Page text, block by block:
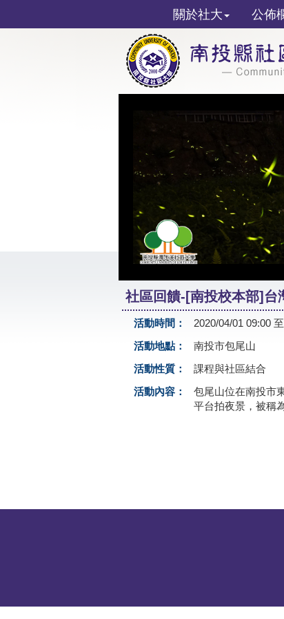
關於社大 公佈
社區回饋-[南投校本部]台
活動時間：
2020/04/01 09:00
活動地點：
南投市包尾山
活動性質：
課程與社區結合
活動內容：
包尾山位在南投市
平台拍夜景，被稱